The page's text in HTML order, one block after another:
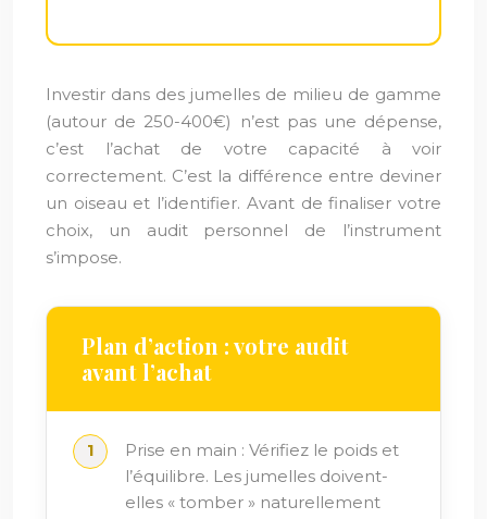
Investir dans des jumelles de milieu de gamme
(autour de 250-400€) n’est pas une dépense,
c’est l’achat de votre capacité à voir
correctement. C’est la différence entre deviner
un oiseau et l’identifier. Avant de finaliser votre
choix, un audit personnel de l’instrument
s’impose.
Plan d’action : votre audit
avant l’achat
Prise en main : Vérifiez le poids et
l’équilibre. Les jumelles doivent-
elles « tomber » naturellement